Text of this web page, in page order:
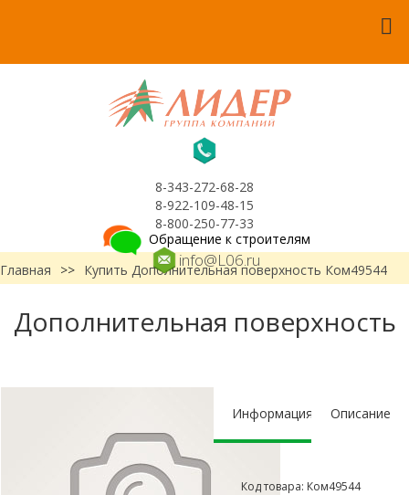
8-343-272-68-28
8-922-109-48-15
8-800-250-77-33
info@L06.ru
Обращение к строителям
Главная
>> Купить Дополнительная поверхность Ком49544
Дополнительная поверхность
Информация Описание
Код товара: Ком49544